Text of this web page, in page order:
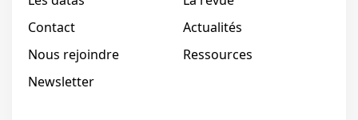
Contact
Actualités
Nous rejoindre
Ressources
Newsletter